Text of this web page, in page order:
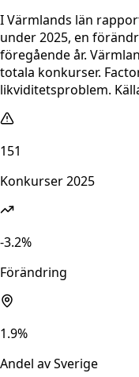
I Värmlands län
under 2025, en
föregående år.
totala konkurser.
likviditetsproblem.
151
Konkurser 2025
-3.2%
Förändring
1.9%
Andel av Sverige